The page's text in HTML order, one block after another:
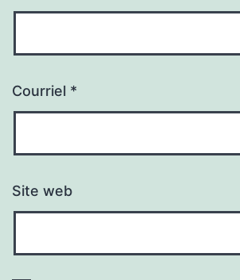
Courriel *
Site web